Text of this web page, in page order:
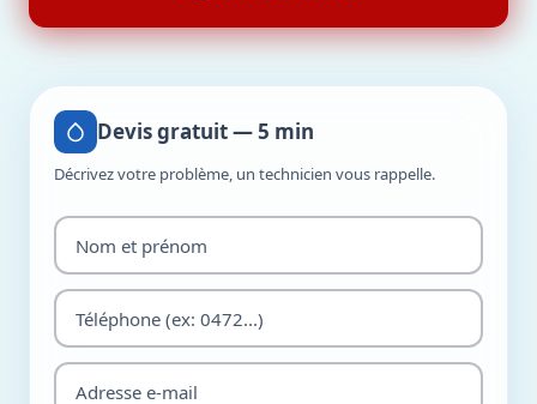
Devis gratuit — 5 min
Décrivez votre problème, un technicien vous rappelle.